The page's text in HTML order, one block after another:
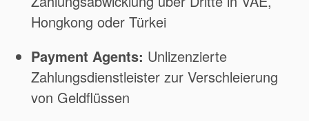
Hongkong oder Türkei
Payment Agents: Unlizenzierte
Zahlungsdienstleister zur Verschleierung
von Geldflüssen